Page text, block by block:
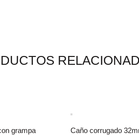
grampa
Caño corrugado